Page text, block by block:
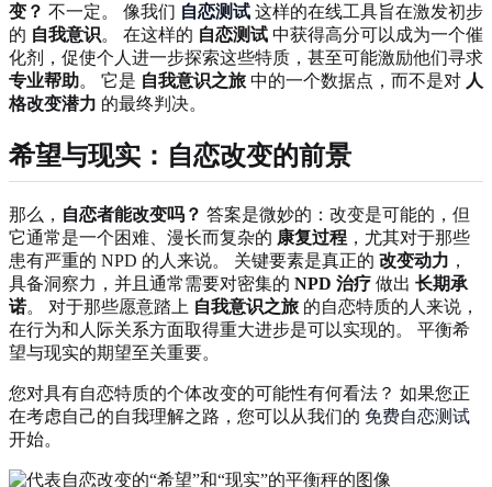
变？ 不一定。 像我们 自恋测试 这样的在线工具旨在激发初步
的 自我意识。 在这样的 自恋测试 中获得高分可以成为一个催
化剂，促使个人进一步探索这些特质，甚至可能激励他们寻求
专业帮助。 它是 自我意识之旅 中的一个数据点，而不是对 人
格改变潜力 的最终判决。
希望与现实：自恋改变的前景
那么， 自恋者能改变吗？ 答案是微妙的：改变是可能的，但
它通常是一个困难、漫长而复杂的 康复过程 ，尤其对于那些
患有严重的 NPD 的人来说。 关键要素是真正的 改变动力 ，
具备洞察力，并且通常需要对密集的 NPD 治疗 做出 长期承
诺。 对于那些愿意踏上 自我意识之旅 的自恋特质的人来说，
在行为和人际关系方面取得重大进步是可以实现的。 平衡希
望与现实的期望至关重要。
您对具有自恋特质的个体改变的可能性有何看法？ 如果您正
在考虑自己的自我理解之路，您可以从我们的 免费自恋测试
开始。